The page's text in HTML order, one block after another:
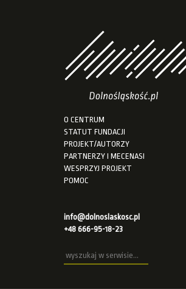
O CENTRUM
STATUT FUNDACJI
PROJEKT/AUTORZY
PARTNERZY I MECENASI
WESPRZYJ PROJEKT
POMOC
info@dolnoslaskosc.pl
+48 666-95-18-23